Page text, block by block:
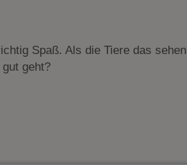
Spaß. Als die Tiere das
geht?